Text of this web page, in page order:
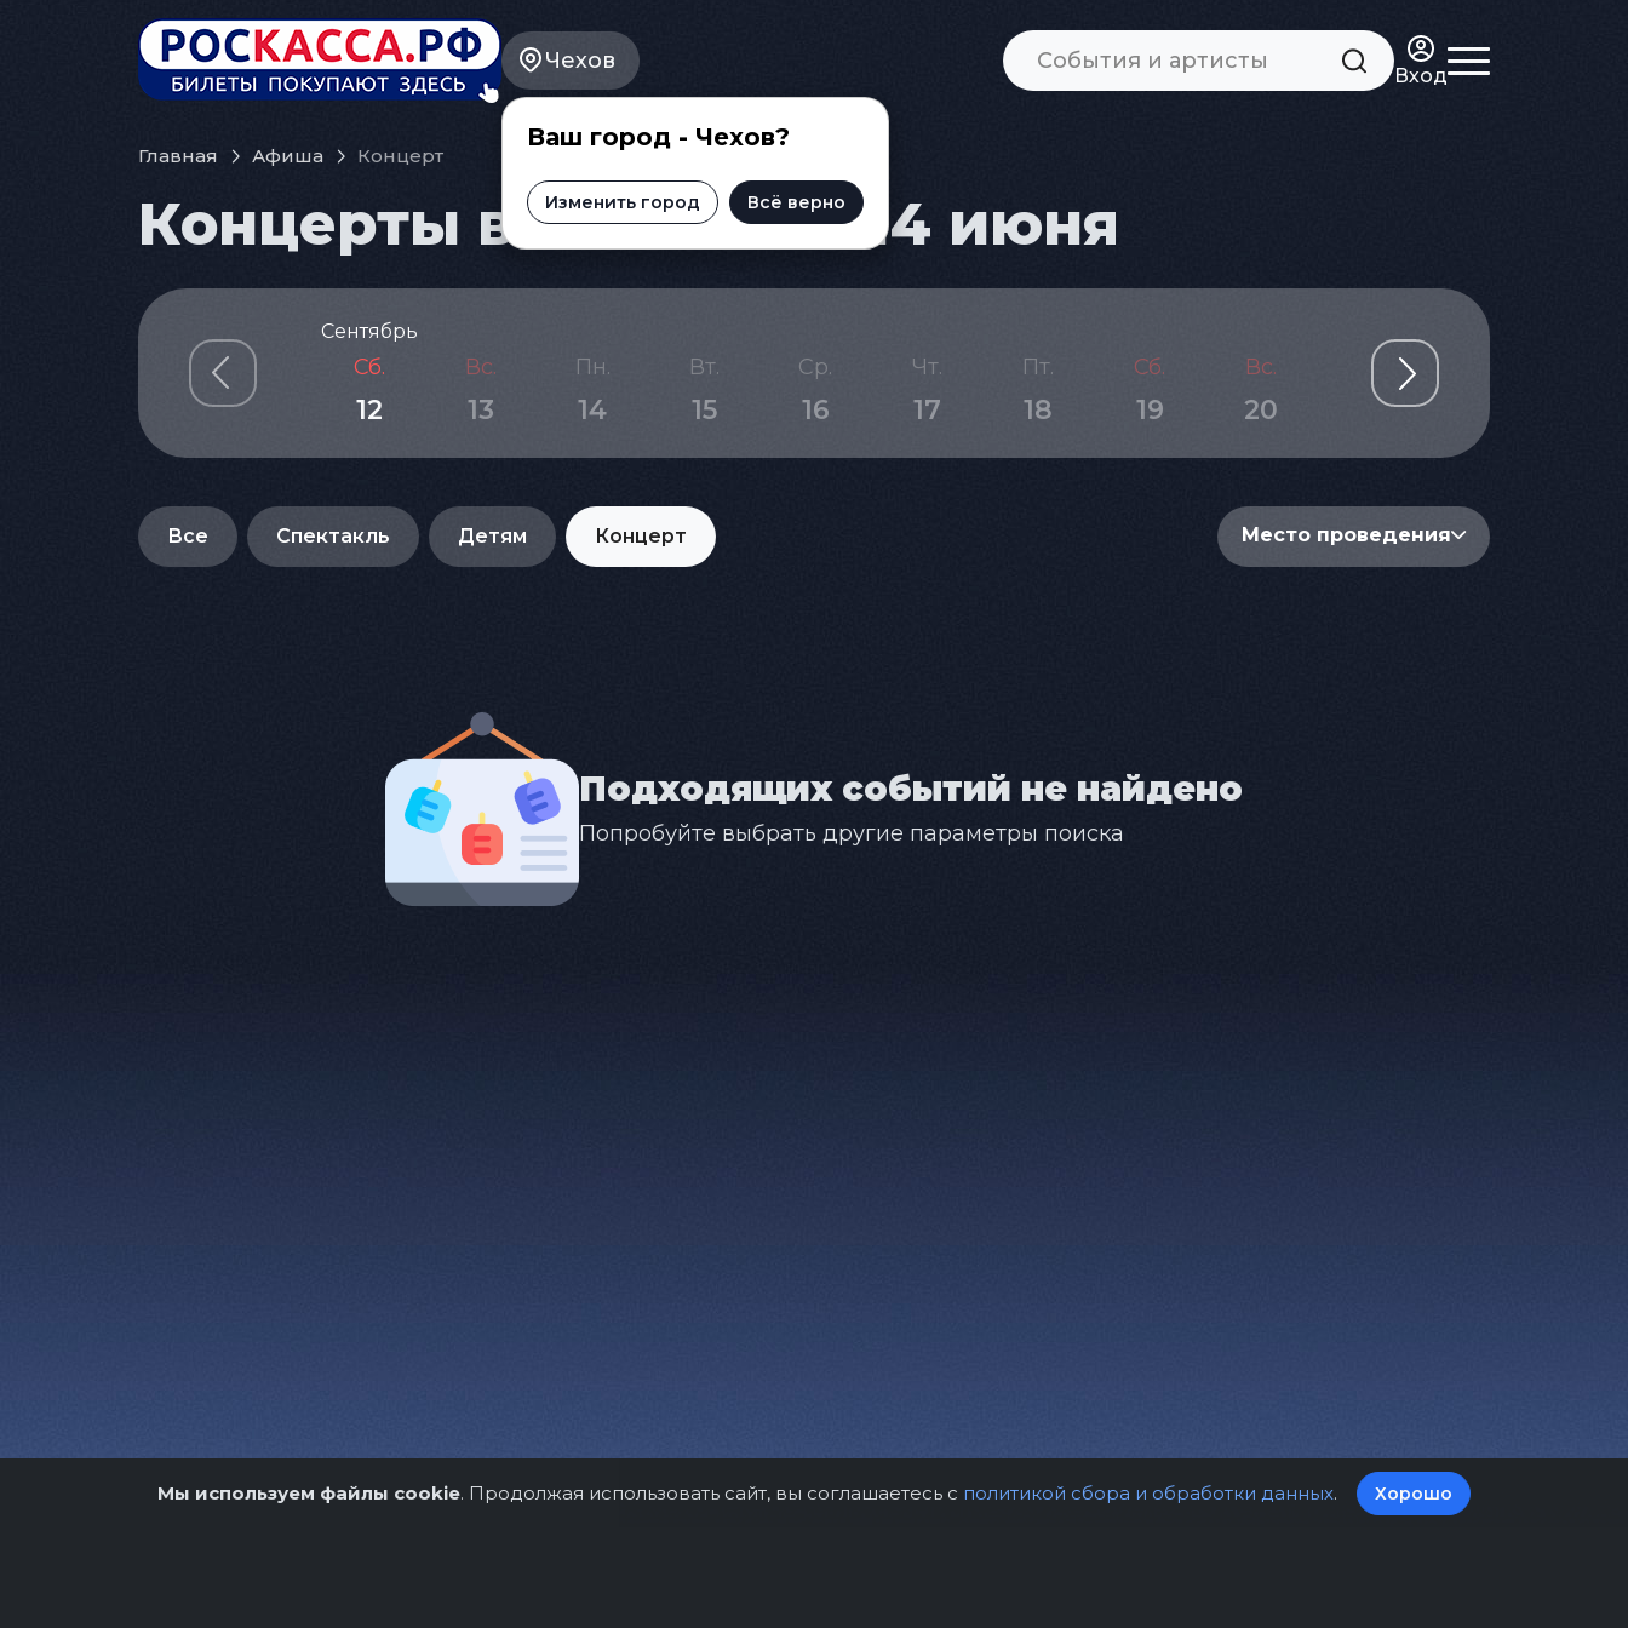
Чехов
Ваш город - Чехов?
Изменить город Всё верно
Вход
Главная Афиша Концерт
Концерты в Чехове на 14 июня
Сентябрь
Сб.
12
Вс.
13
Пн.
14
Вт.
15
Ср.
16
Чт.
17
Пт.
18
Сб.
19
Вс.
20
Пн.
21 22
Все Спектакль Детям Концерт Место проведения
Подходящих событий не найдено
Попробуйте выбрать другие параметры поиска
Мы используем файлы cookie. Продолжая использовать сайт, вы соглашаетесь с политикой сбора и обработки данных. Хорошо